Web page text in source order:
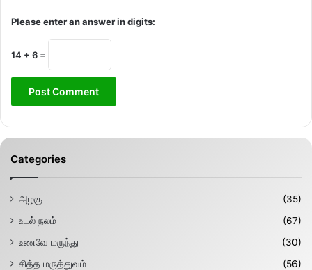
Please enter an answer in digits:
14 + 6 =
Categories
அழகு
(35)
உடல் நலம்
(67)
உணவே மருந்து
(30)
சித்த மருத்துவம்
(56)